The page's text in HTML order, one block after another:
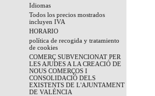
Idiomas
Todos los precios mostrados
incluyen IVA
HORARIO
política de recogida y tratamiento
de cookies
COMERÇ SUBVENCIONAT PER
LES AJUDES A LA CREACIÓ DE
NOUS COMERÇOS I
CONSOLIDACIÓ DELS
EXISTENTS DE L'AJUNTAMENT
DE VALÉNCIA